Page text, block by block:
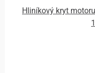
Hliníkový kryt